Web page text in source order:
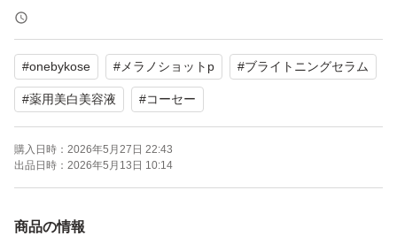
よろしくお願いいたします。
#onebykose #メラノショットp #ブライトニングセラム
#薬用美白美容液 #コーセー
購入日時： 2026年5月27日 22:43
出品日時： 2026年5月13日 10:14
商品の情報